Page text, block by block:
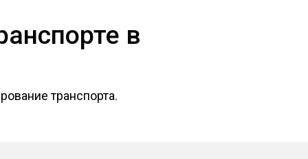
в
транспорта.